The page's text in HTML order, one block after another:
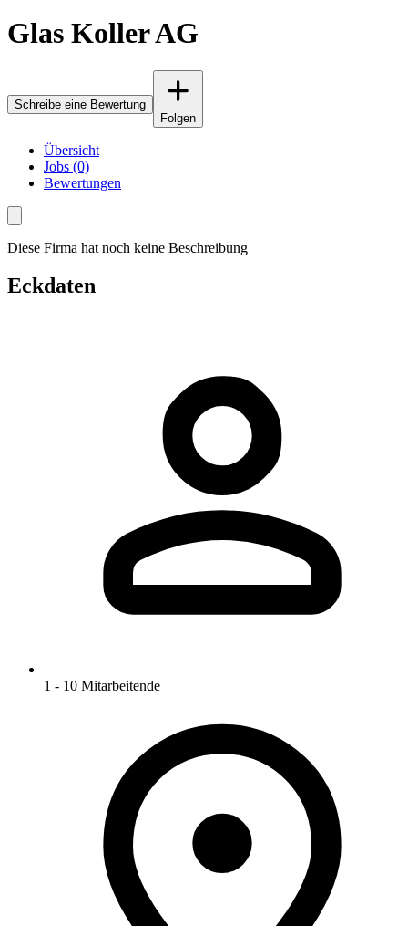
Glas Koller AG
Schreibe eine Bewertung
Folgen
Übersicht
Jobs (0)
Bewertungen
Diese Firma hat noch keine Beschreibung
Eckdaten
1 - 10 Mitarbeitende